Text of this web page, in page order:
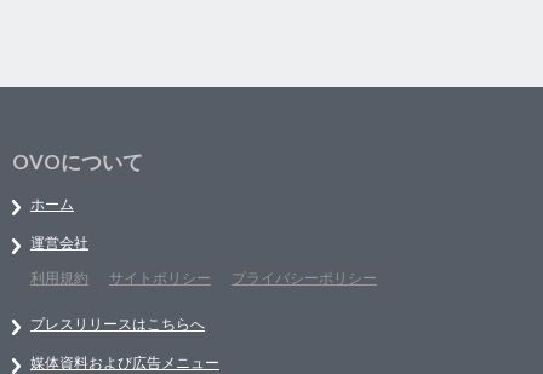
OVOについて
ホーム
運営会社
利用規約
サイトポリシー プライバシーポリシー
プレスリリースはこちらへ
媒体資料および広告メニュー